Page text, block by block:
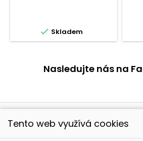
 Skladem
Nasledujte nás na
Tento web využívá cookies